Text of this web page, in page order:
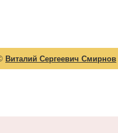
Виталий Сергеевич Смирнов